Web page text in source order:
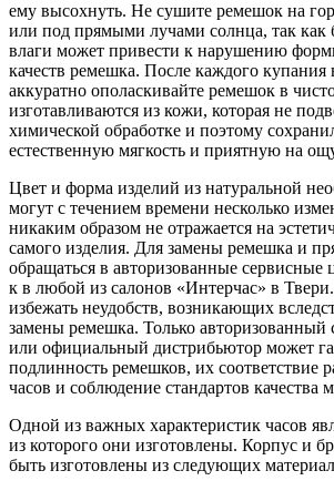
ему высохнуть. Не сушите ремешок на
или под прямыми лучами солнца, так как
влаги может привести к нарушению
качеств ремешка. После каждого купания
аккуратно ополаскивайте ремешок в
изготавливаются из кожи, которая не
химической обработке и поэтому
естественную мягкость и приятную на
Цвет и форма изделий из натуральной
могут с течением времени несколько
никаким образом не отражается на
самого изделия. Для замены ремешка и
обращаться в авторизованные сервисные
к в любой из салонов «Интерчас» в
избежать неудобств, возникающих
замены ремешка. Только авторизованный
или официальный дистрибьютор может
подлинность ремешков, их соответствие
часов и соблюдение стандартов качества
Одной из важных характеристик часов
из которого они изготовлены. Корпус и
быть изготовлены из следующих